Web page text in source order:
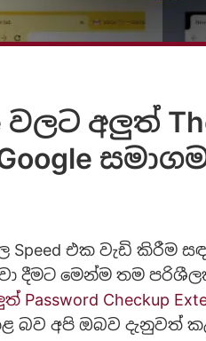
වලට අලුත්
Speed එක වැඩි කිරීම
දීමට මෙන්ම තම
Password Checkup
බව අපි ඔබව දැනුවත්